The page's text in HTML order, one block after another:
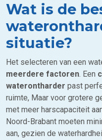
Wat is de
situatie?
Het selecteren van een
meerdere factoren. Een
waterontharder past
ruimte, Maar voor grotere
met meer harscapaciteit
Noord-Brabant moeten
aan, gezien de